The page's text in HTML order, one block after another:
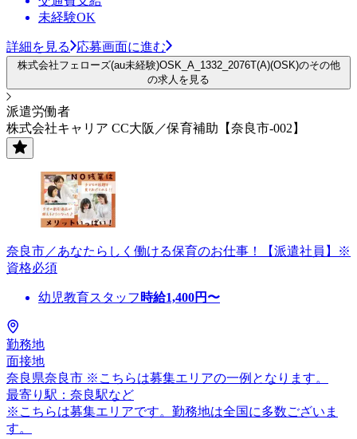
未経験OK
詳細を見る 応募画面に進む
株式会社フェローズ(au未経験)OSK_A_1332_2076T(A)(OSK)のその他
の求人を見る
派遣労働者
株式会社キャリア CC大阪／保育補助【奈良市-002】
奈良市／あなたらしく働ける保育のお仕事！【派遣社員】※
資格必須
幼児教育スタッフ 時給1,400円〜
勤務地
面接地
奈良県奈良市 ※こちらは募集エリアの一例となります。
最寄り駅：奈良駅など
※こちらは募集エリアです。勤務地は全国に多数ございま
す。